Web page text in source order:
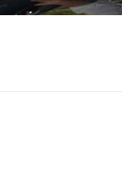
ή ΕΛ.ΑΣ.; Γιατί η